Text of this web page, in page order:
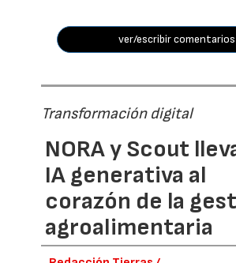
ver/escribir comentarios
Transformación digital
NORA y Scout
IA generativa al
corazón de la
agroalimentaria